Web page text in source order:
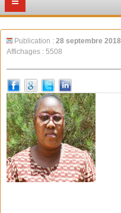
Publication : 28 septembre 2018
Affichages : 5508